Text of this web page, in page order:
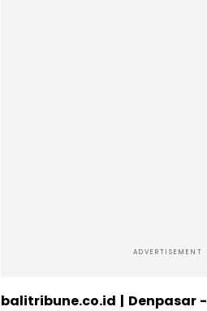
ADVERTISEMENT
balitribune.co.id | Denpasar -